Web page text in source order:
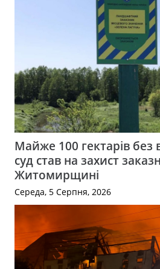
Майже 100 гектарів
суд став на захист
Житомирщині
Середа, 5 Серпня, 2026